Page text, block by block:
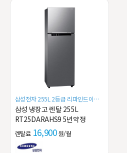
삼성전자 255L 2등급 리파인드이녹
스 냉장고
삼성 냉장고 렌탈 255L
RT25DARAHS9 5년약정
렌탈료 16,900원/월